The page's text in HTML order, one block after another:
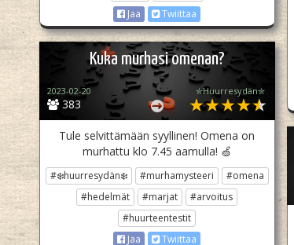
Jaa
Twiittaa
Kuka murhasi omenan?
383
2023-02-20 ✮Huurresydän✮
Tule selvittämään syyllinen! Omena on
murhattu klo 7.45 aamulla! 🍏
#❄️huurresydän❄️ #murhamysteeri
#omena
#hedelmät
#marjat
#arvoitus
#huurteentestit
Jaa
Twiittaa